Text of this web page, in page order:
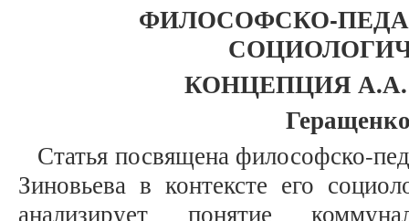
ФИЛОСОФСКО-
КОНЦЕПЦИЯ
Статья посвящена философско-
Зиновьева в контексте его
анализирует понятие